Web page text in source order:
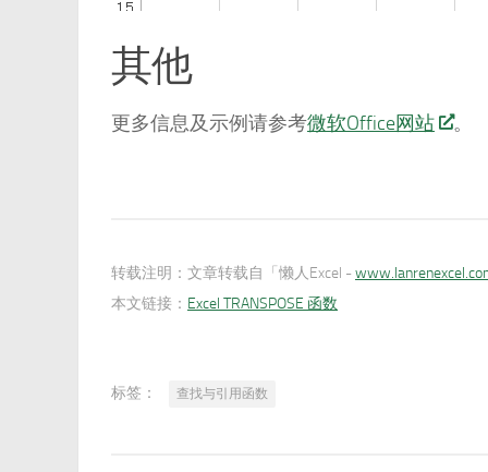
其他
更多信息及示例请参考微软Office网站 。
转载注明： 文章转载自「懒人Excel -
本文链接： Excel TRANSPOSE 函数
标签： 查找与引用函数